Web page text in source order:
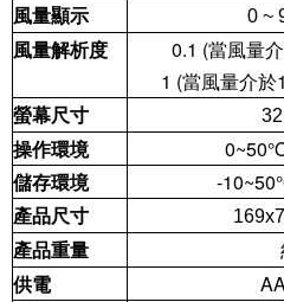
風量顯示 0 ~
風量解析度 0.1 (當風量
1 (當風量介於
螢幕尺寸
操作環境
儲存環境
-
產品尺寸
產品重量
供電